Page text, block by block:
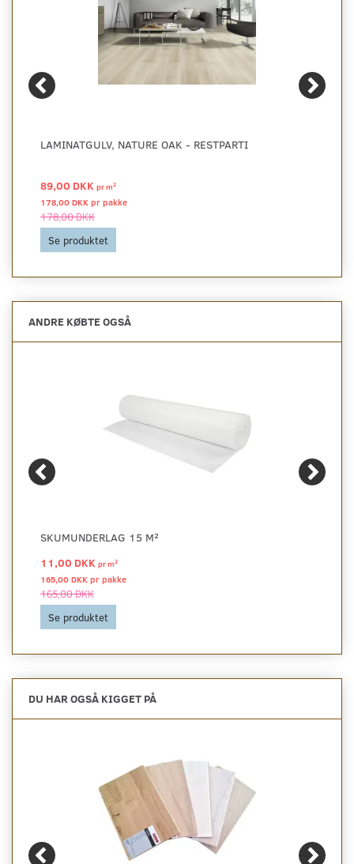
LAMINATGULV, NATURE OAK - RESTPARTI
89,00 DKK prm2
178,00 DKK pr pakke
178,00 DKK
Se produktet
ANDRE KØBTE OGSÅ
SKUMUNDERLAG 15 M²
11,00 DKK prm2
165,00 DKK pr pakke
165,00 DKK
Se produktet
DU HAR OGSÅ KIGGET PÅ